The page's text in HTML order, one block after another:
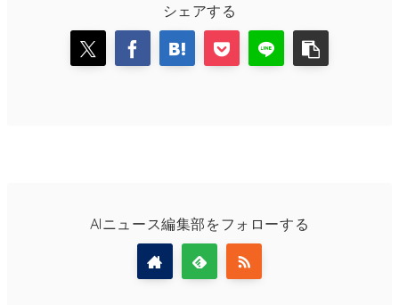
シェアする
AIニュース編集部をフォローする